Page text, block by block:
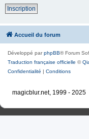
Inscription
Accueil du forum
Développé parphpBB® Forum
Traduction française officielle ©
Confidentialité | Conditions
magicblur.net, 1999 - 2025